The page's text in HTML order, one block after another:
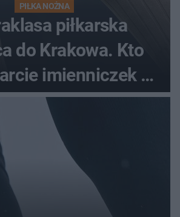
PIŁKA NOŻNA
piłkarska
do Krakowa. Kto
imienniczek na
stadionie